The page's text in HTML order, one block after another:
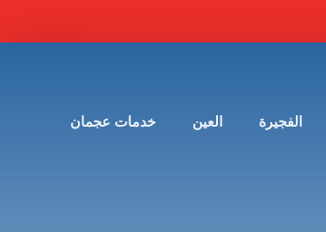
الفجيرة العين خدمات عجمان